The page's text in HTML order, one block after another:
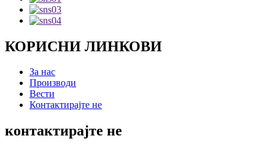
КОРИСНИ ЛИНКОВИ
За нас
Производи
Вести
Контактирајте не
контактирајте не